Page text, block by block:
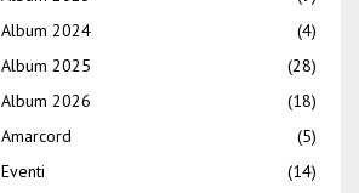
Album 2024
(4)
Album 2025
(28)
Album 2026
(18)
Amarcord
(5)
Eventi
(14)